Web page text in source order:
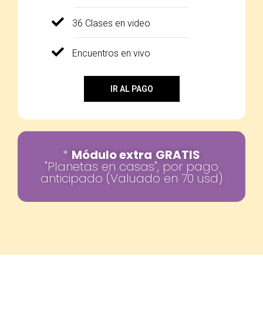
36 Clases en video
Encuentros en vivo
IR AL PAGO
* Módulo extra GRATIS
"Planetas en casas", por pago
anticipado (Valuado en 70 usd)